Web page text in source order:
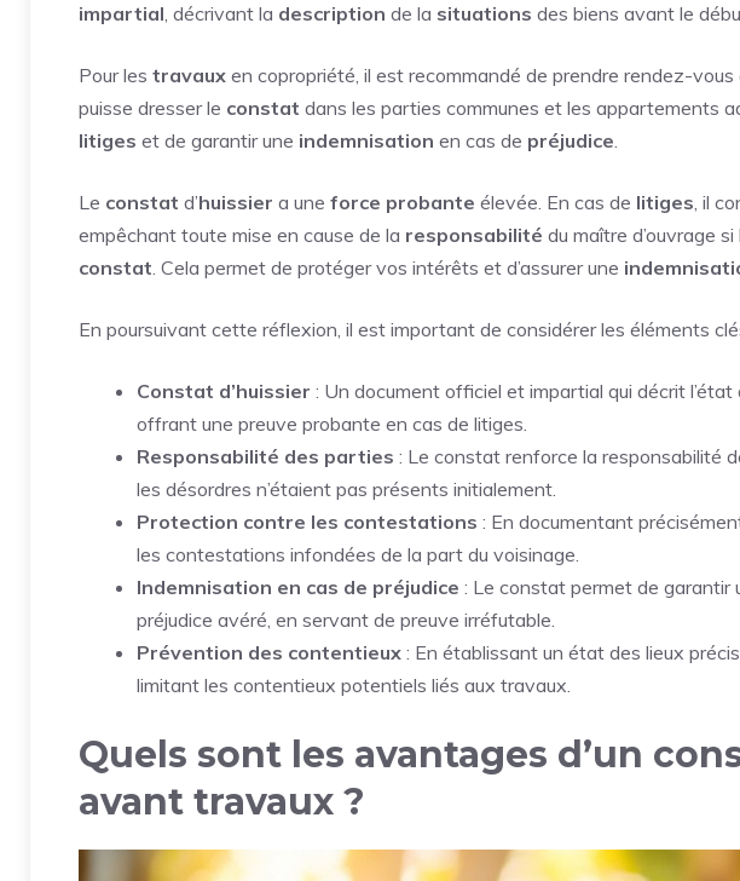
impartial, décrivant la description de la situations des biens avant le
Pour les travauxen copropriété, il est recommandé de prendre rendez-vous
puisse dresser le constat dans les parties communes et les appartements
litiges et de garantir une indemnisation en cas de préjudice.
Le constat d’huissier a une force probante élevée. En cas de litiges, il
empêchant toute mise en cause de la responsabilité du maître d’ouvrage si
constat. Cela permet de protéger vos intérêts et d’assurer une
En poursuivant cette réflexion, il est important de considérer les éléments
Constat d’huissier : Un document officiel et impartial qui décrit
offrant une preuve probante en cas de litiges.
Responsabilité des parties : Le constat renforce la responsabilité
les désordres n’étaient pas présents initialement.
Protection contre les contestations : En documentant
les contestations infondées de la part du voisinage.
Indemnisation en cas de préjudice : Le constat permet de garantir
préjudice avéré, en servant de preuve irréfutable.
Prévention des contentieux: En établissant un état des lieux
limitant les contentieux potentiels liés aux travaux.
Quels sont les avantages d’un
avant travaux ?